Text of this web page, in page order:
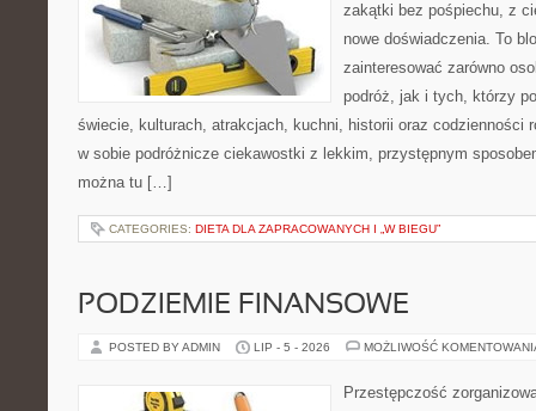
zakątki bez pośpiechu, z
nowe doświadczenia. To
zainteresować zarówno
podróż, jak i tych, którzy
świecie, kulturach, atrakcjach, kuchni, historii oraz codzienności
w sobie podróżnicze ciekawostki z lekkim, przystępnym
można tu […]
CATEGORIES: DIETA DLA ZAPRACOWANYCH I „W BIEGU”
PODZIEMIE FINANSOWE
POSTED BY ADMIN LIP - 5 - 2026 MOŻLIWOŚĆ
Przestępczość